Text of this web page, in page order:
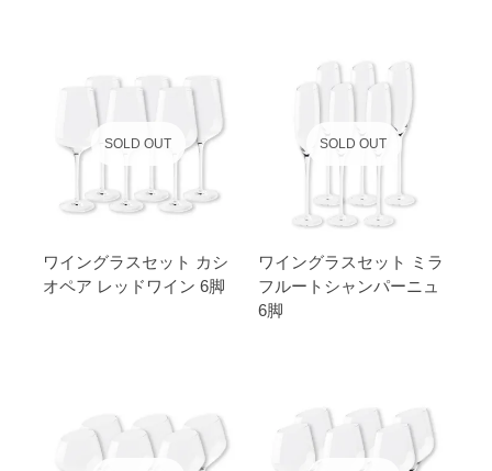
SOLD OUT
ワイングラスセット カシ
オペア レッドワイン 6脚
SOLD OUT
ワイングラスセット ミラ
フルートシャンパーニュ
6脚